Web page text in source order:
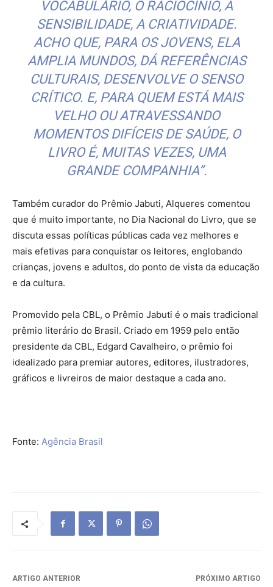
VOCABULÁRIO, O RACIOCÍNIO, A
SENSIBILIDADE, A CRIATIVIDADE.
ACHO QUE, PARA OS JOVENS, ELA
AMPLIA MUNDOS, DÁ REFERÊNCIAS
CULTURAIS, DESENVOLVE O SENSO
CRÍTICO. E, PARA QUEM ESTÁ MAIS
VELHO OU ATRAVESSANDO
MOMENTOS DIFÍCEIS DE SAÚDE, O
LIVRO É, MUITAS VEZES, UMA
GRANDE COMPANHIA”.
Também curador do Prêmio Jabuti, Alqueres comentou
que é muito importante, no Dia Nacional do Livro, que se
discuta essas políticas públicas cada vez melhores e
mais efetivas para conquistar os leitores, englobando
crianças, jovens e adultos, do ponto de vista da educação
e da cultura.
Promovido pela CBL, o Prêmio Jabuti é o mais tradicional
prêmio literário do Brasil. Criado em 1959 pelo então
presidente da CBL, Edgard Cavalheiro, o prêmio foi
idealizado para premiar autores, editores, ilustradores,
gráficos e livreiros de maior destaque a cada ano.
Fonte: Agência Brasil
ARTIGO ANTERIOR
PRÓXIMO ARTIGO